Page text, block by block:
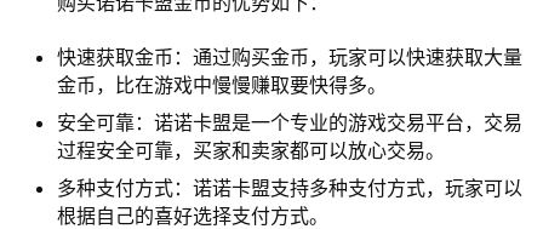
快速获取金币：通过购买金币，玩家可以快速获取大量
金币，比在游戏中慢慢赚取要快得多。
安全可靠：诺诺卡盟是一个专业的游戏交易平台，交易
过程安全可靠，买家和卖家都可以放心交易。
多种支付方式：诺诺卡盟支持多种支付方式，玩家可以
根据自己的喜好选择支付方式。